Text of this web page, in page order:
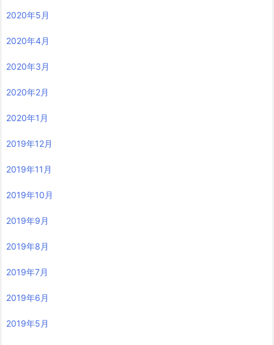
2020年5月
2020年4月
2020年3月
2020年2月
2020年1月
2019年12月
2019年11月
2019年10月
2019年9月
2019年8月
2019年7月
2019年6月
2019年5月